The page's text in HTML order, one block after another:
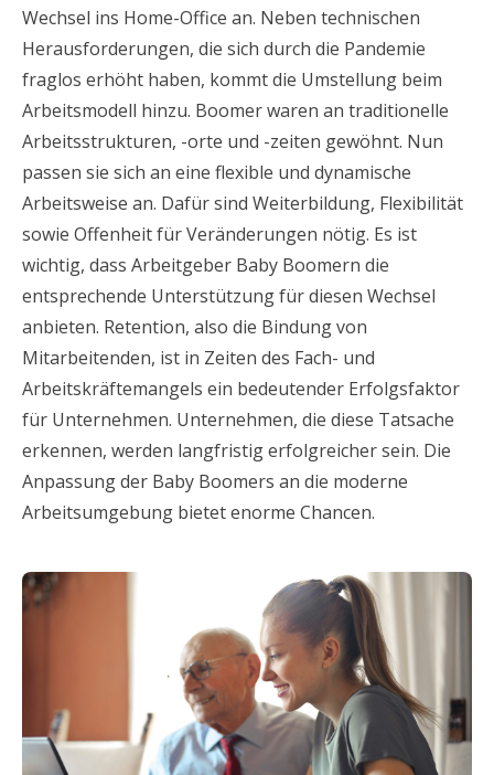
Wechsel ins Home-Office an. Neben technischen
Herausforderungen, die sich durch die Pandemie
fraglos erhöht haben, kommt die Umstellung beim
Arbeitsmodell hinzu. Boomer waren an traditionelle
Arbeitsstrukturen, -orte und -zeiten gewöhnt. Nun
passen sie sich an eine flexible und dynamische
Arbeitsweise an. Dafür sind Weiterbildung, Flexibilität
sowie Offenheit für Veränderungen nötig. Es ist
wichtig, dass Arbeitgeber Baby Boomern die
entsprechende Unterstützung für diesen Wechsel
anbieten. Retention, also die Bindung von
Mitarbeitenden, ist in Zeiten des Fach- und
Arbeitskräftemangels ein bedeutender Erfolgsfaktor
für Unternehmen. Unternehmen, die diese Tatsache
erkennen, werden langfristig erfolgreicher sein. Die
Anpassung der Baby Boomers an die moderne
Arbeitsumgebung bietet enorme Chancen.